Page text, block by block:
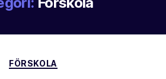
Kategorier
FÖRSKOLA